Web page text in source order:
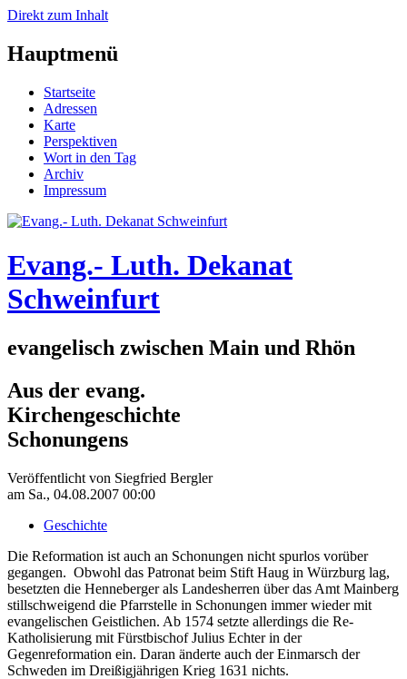
Direkt zum Inhalt
Hauptmenü
Startseite
Adressen
Karte
Perspektiven
Wort in den Tag
Archiv
Impressum
Evang.- Luth. Dekanat
Schweinfurt
evangelisch zwischen Main und Rhön
Aus der evang.
Kirchengeschichte
Schonungens
Veröffentlicht von Siegfried Bergler
am Sa., 04.08.2007 00:00
Geschichte
Die Reformation ist auch an Schonungen nicht spurlos vorüber
gegangen. Obwohl das Patronat beim Stift Haug in Würzburg lag,
besetzten die Henneberger als Landesherren über das Amt Mainberg
stillschweigend die Pfarrstelle in Schonungen immer wieder mit
evangelischen Geistlichen. Ab 1574 setzte allerdings die Re-
Katholisierung mit Fürstbischof Julius Echter in der
Gegenreformation ein. Daran änderte auch der Einmarsch der
Schweden im Dreißigjährigen Krieg 1631 nichts.